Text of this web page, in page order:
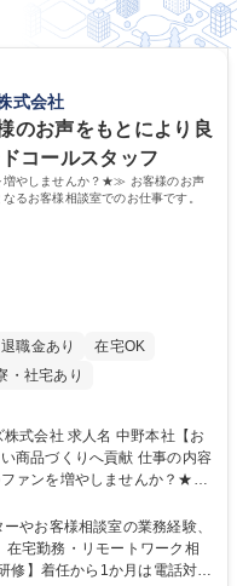
式会社
のお声をもとにより良
コールスタッフ
やしませんか？★≫ お客様のお声
るお客様相談室でのお仕事です。
退職金あり
在宅OK
・社宅あり
野本社【お
りへ貢献 仕事の内容
ァンを増やしませんか？★≫
ていく上で、窓口となるお客
からの声に迅速かつ誠意をも
活動に反映しています。 【具
やお客様相談室の業務経験、
宅勤務・リモートワーク相